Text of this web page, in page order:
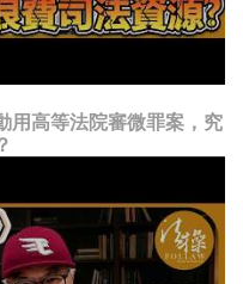
用高等法院審微罪案，究